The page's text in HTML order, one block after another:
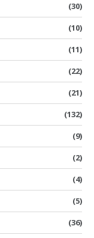
(30)
(10)
(11)
(22)
(21)
(132)
(9)
(2)
(4)
(5)
(36)